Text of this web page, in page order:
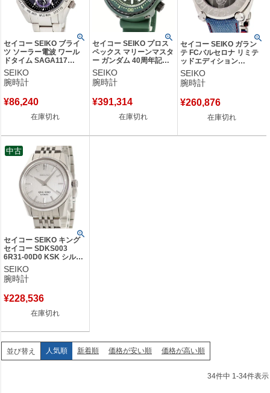
セイコー SEIKO ブライ
ツ ソーラー電波 ワール
ドタイム SAGA117
8B54-0AL0 フルオート
カレンダー 多機能 メン
ズ 腕時計クオーツ ブラ
SEIKO
腕時計
¥86,240
在庫切れ
セイコー SEIKO プロス
ペックス マリーンマスタ
ー ガンダム 40周年記念
量産型ザク SBDX027
8L35-00V0 限定 メンズ
腕時計自動巻き グリーン
SEIKO
腕時計
¥391,314
在庫切れ
セイコー SEIKO ガラン
テ FCバルセロナ リミテ
ッドエディション
SBLL021 8L38-00H0 グ
レー サッカー バルサ メ
ンズ 腕時計自動巻き グレ
SEIKO
腕時計
¥260,876
在庫切れ
セイコー SEIKO キング
セイコー SDKS003
6R31-00D0 KSK シルバ
ー バー ライターカット
メンズ 腕時計自動巻き
シルバー 【中古】
SEIKO
腕時計
¥228,536
在庫切れ
中古
並び替え 人気順 新着順 価格が安い順 価格が高い順
34件中 1-34件表示